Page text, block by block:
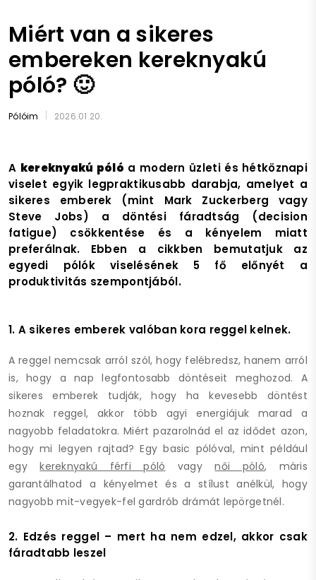
Miért van a sikeres
embereken kereknyakú
póló? 🙂
Pólóim 2026.01.20.
A kereknyakú póló a modern üzleti és hétköznapi
viselet egyik legpraktikusabb darabja, amelyet a
sikeres emberek (mint Mark Zuckerberg vagy
Steve Jobs) a döntési fáradtság (decision
fatigue) csökkentése és a kényelem miatt
preferálnak. Ebben a cikkben bemutatjuk az
egyedi pólók viselésének 5 fő előnyét a
produktivitás szempontjából.
1. A sikeres emberek valóban kora reggel kelnek.
A reggel nemcsak arról szól, hogy felébredsz, hanem arról
is, hogy a nap legfontosabb döntéseit meghozod. A
sikeres emberek tudják, hogy ha kevesebb döntést
hoznak reggel, akkor több agyi energiájuk marad a
nagyobb feladatokra. Miért pazarolnád el az idődet azon,
hogy mi legyen rajtad? Egy basic pólóval, mint például
egykereknyakú férfi póló vagynői póló, máris
garantálhatod a kényelmet és a stílust anélkül, hogy
nagyobb mit-vegyek-fel gardrób drámát lepörgetnél.
2. Edzés reggel – mert ha nem edzel, akkor csak
fáradtabb leszel